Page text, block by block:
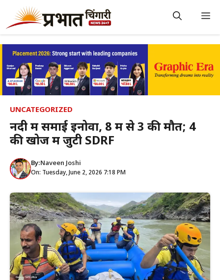
content
UNCATEGORIZED
नदी में समाई इनोवा, 8 में से 3 की मौत; 4
की खोज में जुटी SDRF
By:Naveen Joshi
On: Tuesday, June 2, 2026 7:18 PM